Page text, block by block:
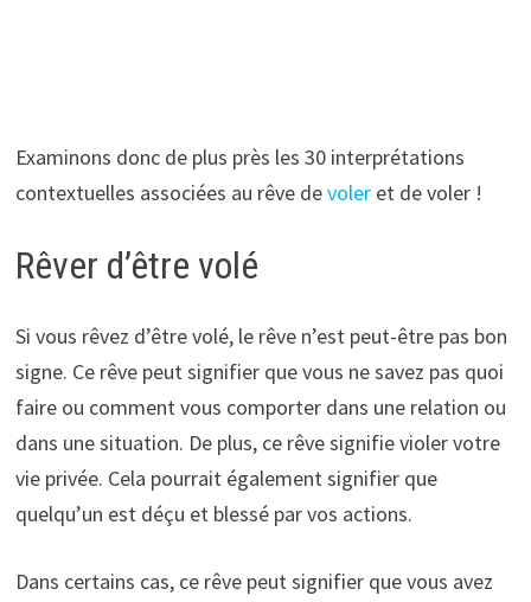
​Examinons donc de plus près les 30 interprétations
contextuelles associées au rêve devoleret de voler !
Rêver d’être volé
Si vous rêvez d’être volé, le rêve n’est peut-être pas bon
signe. Ce rêve peut signifier que vous ne savez pas quoi
faire ou comment vous comporter dans une relation ou
dans une situation. De plus, ce rêve signifie violer votre
vie privée. Cela pourrait également signifier que
quelqu’un est déçu et blessé par vos actions.
Dans certains cas, ce rêve peut signifier que vous avez